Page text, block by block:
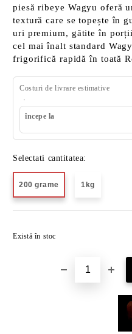
piesă ribeye Wagyu oferă
textură care se topește în
uri premium, gătite în
cel mai înalt standard
frigorifică rapidă în toată
Costuri de livrare estimative
începe la
Selectati cantitatea:
200 grame 1kg
Există în stoc